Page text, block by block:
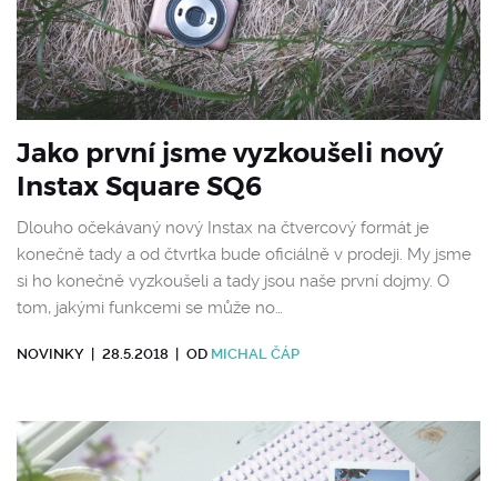
Jako první jsme vyzkoušeli nový
Instax Square SQ6
Dlouho očekávaný nový Instax na čtvercový formát je
konečně tady a od čtvrtka bude oficiálně v prodeji. My jsme
si ho konečně vyzkoušeli a tady jsou naše první dojmy. O
tom, jakými funkcemi se může no…
NOVINKY 28.5.2018 OD MICHAL ČÁP